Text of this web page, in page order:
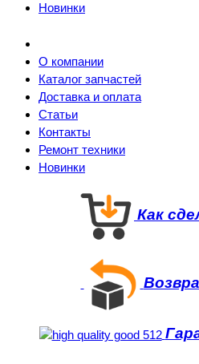
Новинки
О компании
Каталог запчастей
Доставка и оплата
Статьи
Контакты
Ремонт техники
Новинки
Как